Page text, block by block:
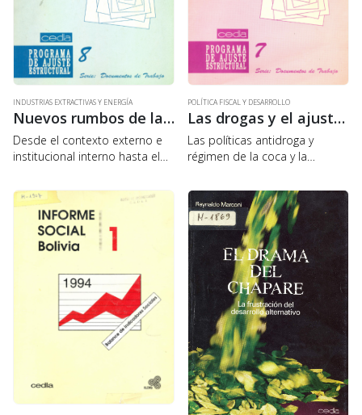
INDUSTRIAS EXTRACTIVAS Y ENERGÍA
Nuevos rumbos de la minería y de los hidrocarburos en Bolivia
Desde el contexto externo e
institucional interno hasta el
estudio aborda la evolución
del sector y sus perspectivas a
partir de la aplicación del PAE,
además…
POLÍTICA FISCAL Y DESARROLLO
Las drogas y el ajuste en Bolivia
Las políticas antidroga y
régimen de la coca y la
por los narcotraficantes para
producir cocaína, son los dos
temas predominantes en este
estudio, de…